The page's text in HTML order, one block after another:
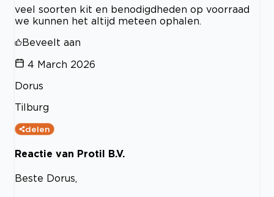
veel soorten kit en benodigdheden op voorraad
we kunnen het altijd meteen ophalen.
Beveelt aan
4 March 2026
Dorus
Tilburg
delen
Reactie van Protil B.V.
Beste Dorus,